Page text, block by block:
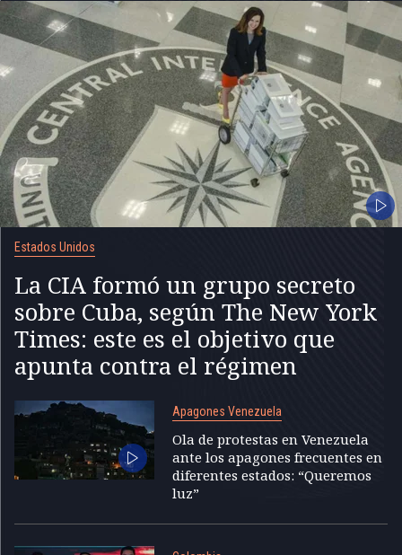
Estados Unidos
La CIA formó un grupo secreto
sobre Cuba, según The New York
Times: este es el objetivo que
apunta contra el régimen
Apagones Venezuela
Ola de protestas en Venezuela
ante los apagones frecuentes en
diferentes estados: “Queremos
luz”